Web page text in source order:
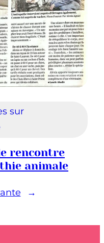
sur
rencontre
animale
→